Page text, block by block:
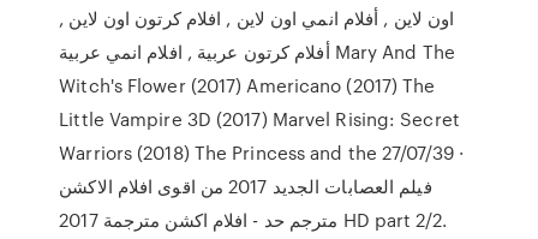
اون لاين , أفلام انمي اون لاين , افلام كرتون اون لاين ,
أفلام كرتون عربية , افلام انمي عربية Mary And The
Witch's Flower (2017) Americano (2017) The
Little Vampire 3D (2017) Marvel Rising: Secret
Warriors (2018) The Princess and the 27/07/39 ·
فيلم العصابات الجديد 2017 من اقوى افلام الاكشن
مترجم حد - افلام اكشن مترجمة 2017 HD part 2/2.